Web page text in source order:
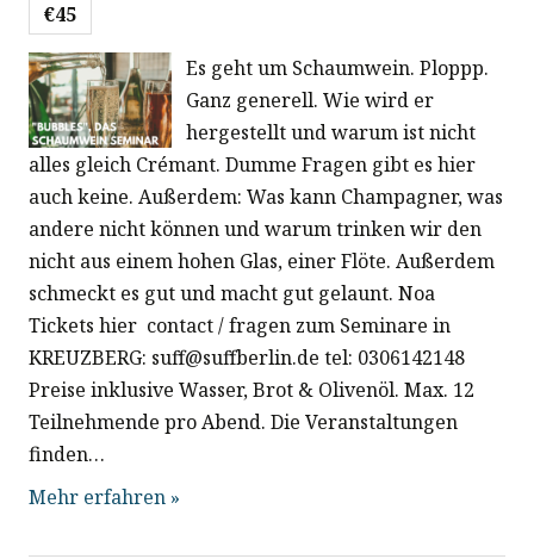
l
t
u
n
g
e
n
S
u
n
g
e
n
S
u
c
h
e
g
A
n
s
i
c
h
t
e
€45
Es geht um Schaumwein. Ploppp.
Ganz generell. Wie wird er
hergestellt und warum ist nicht
alles gleich Crémant. Dumme Fragen gibt es hier
auch keine. Außerdem: Was kann Champagner, was
andere nicht können und warum trinken wir den
nicht aus einem hohen Glas, einer Flöte. Außerdem
schmeckt es gut und macht gut gelaunt. Noa
Tickets hier contact / fragen zum Seminare in
KREUZBERG: suff@suffberlin.de tel: 0306142148
Preise inklusive Wasser, Brot & Olivenöl. Max. 12
Teilnehmende pro Abend. Die Veranstaltungen
finden…
Mehr erfahren »